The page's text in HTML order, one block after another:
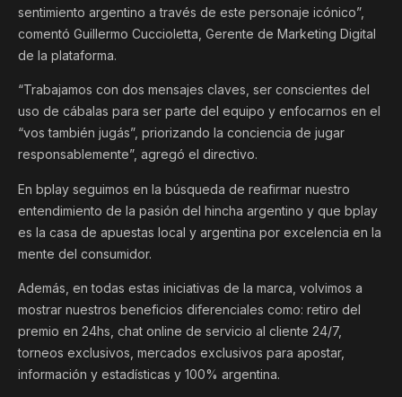
sentimiento argentino a través de este personaje icónico”,
comentó Guillermo Cuccioletta, Gerente de Marketing Digital
de la plataforma.
“Trabajamos con dos mensajes claves, ser conscientes del
uso de cábalas para ser parte del equipo y enfocarnos en el
“vos también jugás”, priorizando la conciencia de jugar
responsablemente”, agregó el directivo.
En bplay seguimos en la búsqueda de reafirmar nuestro
entendimiento de la pasión del hincha argentino y que bplay
es la casa de apuestas local y argentina por excelencia en la
mente del consumidor.
Además, en todas estas iniciativas de la marca, volvimos a
mostrar nuestros beneficios diferenciales como: retiro del
premio en 24hs, chat online de servicio al cliente 24/7,
torneos exclusivos, mercados exclusivos para apostar,
información y estadísticas y 100% argentina.